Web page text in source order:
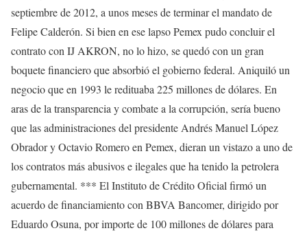
septiembre de 2012, a unos meses de terminar el mandato de
Felipe Calderón. Si bien en ese lapso Pemex pudo concluir el
contrato con IJ AKRON, no lo hizo, se quedó con un gran
boquete financiero que absorbió el gobierno federal. Aniquiló un
negocio que en 1993 le redituaba 225 millones de dólares. En
aras de la transparencia y combate a la corrupción, sería bueno
que las administraciones del presidente Andrés Manuel López
Obrador y Octavio Romero en Pemex, dieran un vistazo a uno de
los contratos más abusivos e ilegales que ha tenido la petrolera
gubernamental. *** El Instituto de Crédito Oficial firmó un
acuerdo de financiamiento con BBVA Bancomer, dirigido por
Eduardo Osuna, por importe de 100 millones de dólares para